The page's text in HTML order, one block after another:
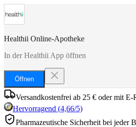
Healthii Online-Apotheke
In der Healthii App öffnen
Öffnen
Versandkostenfrei ab 25 € oder mit E-
Hervorragend (4,66/5)
Pharmazeutische Sicherheit bei jeder